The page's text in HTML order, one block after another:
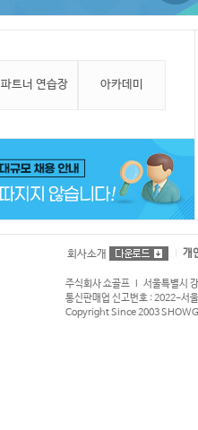
파트너 연습장 아카데미
회사소개 개
주식회사 쇼골프 l 서울특별시
통신판매업 신고번호 : 2022-
Copyright Since 2003